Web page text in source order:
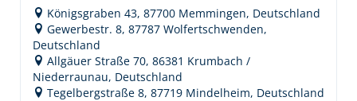
Königsgraben 43, 87700 Memmingen, Deutschland
Gewerbestr. 8, 87787 Wolfertschwenden,
Deutschland
Allgäuer Straße 70, 86381 Krumbach /
Niederraunau, Deutschland
Tegelbergstraße 8, 87719 Mindelheim, Deutschland